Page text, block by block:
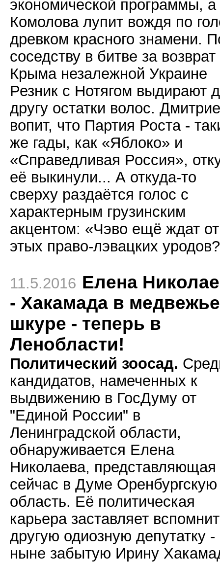
экономической программы, а
Комолова лупит вождя по
древком красного знамени.
соседству в битве за возврат
Крыма незалежной Украине
Резник с Нотягом выдирают
другу остатки волос.
вопит, что Партия Роста -
же гады, как «Яблоко» и
«Справедливая Россия»,
её выкинули... А откуда-то
сверху раздаётся голос с
характерным грузинским
акцентом: «Чэво ещё ждат от
этых право-лэвацких
11.5.2016 Елена
- Хакамада в
шкуре - теперь в
Ленобласти!
Политический зоосад.
кандидатов, намеченных к
выдвижению в ГосДуму от
"Единой России" в
Ленинградской области,
обнаруживается Елена
Николаева, представляющая
сейчас в Думе Оренбургскую
область. Её политическая
карьера заставляет
другую одиозную депутатку -
ныне забытую Ирину